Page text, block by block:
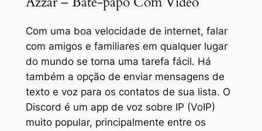
Com uma boa velocidade de internet, falar
com amigos e familiares em qualquer lugar
do mundo se torna uma tarefa fácil. Há
também a opção de enviar mensagens de
texto e voz para os contatos de sua lista. O
Discord é um app de voz sobre IP (VoIP)
muito popular, principalmente entre os